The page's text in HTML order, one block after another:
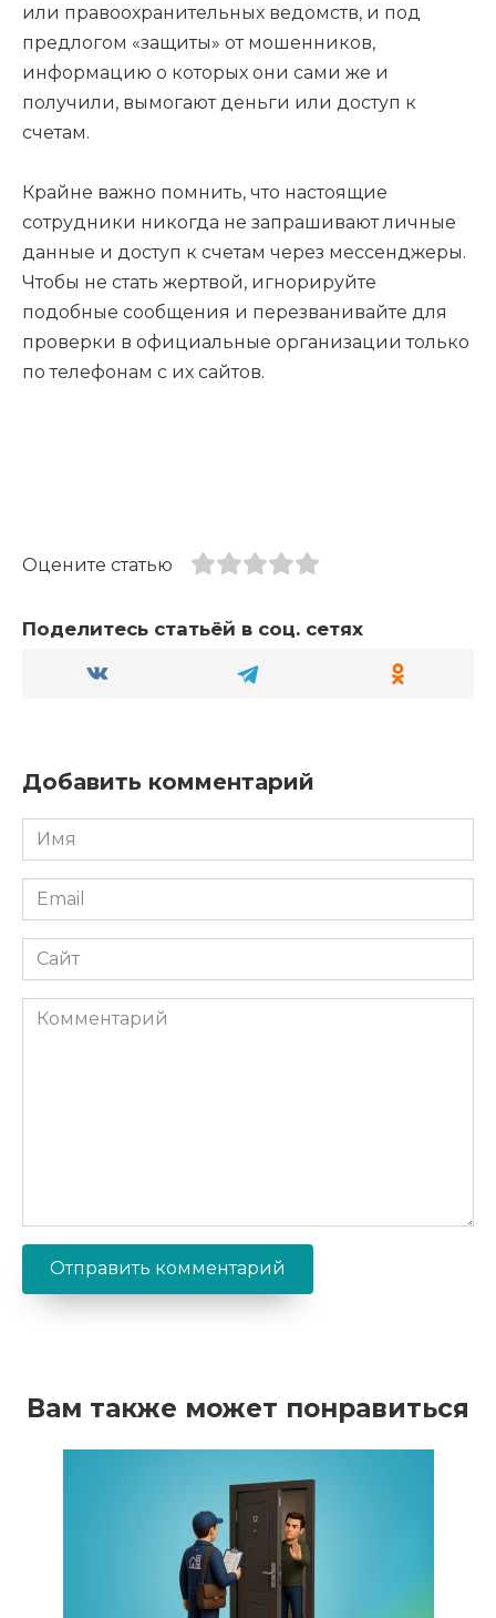
или правоохранительных ведомств, и под
предлогом «защиты» от мошенников,
информацию о которых они сами же и
получили, вымогают деньги или доступ к
счетам.
Крайне важно помнить, что настоящие
сотрудники никогда не запрашивают личные
данные и доступ к счетам через мессенджеры.
Чтобы не стать жертвой, игнорируйте
подобные сообщения и перезванивайте для
проверки в официальные организации только
по телефонам с их сайтов.
Оцените статью
Поделитесь статьёй в соц. сетях
Добавить комментарий
Имя
*
Email
*
Сайт
Комментарий
Вам также может понравиться